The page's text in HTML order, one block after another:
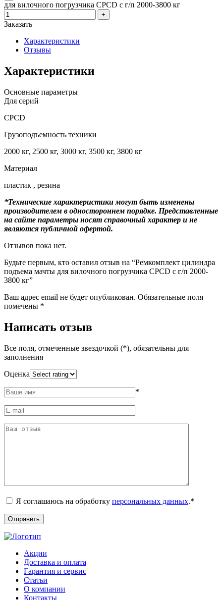
для вилочного погрузчика CPCD с г/п 2000-3800 кг
+
Заказать
Характеристики
Отзывы
Характеристики
Основные параметры
Для серий
CPCD
Грузоподъемность техники
2000 кг, 2500 кг, 3000 кг, 3500 кг, 3800 кг
Материал
пластик , резина
*Технические характеристики могут быть изменены
производителем в одностороннем порядке. Представленные
на сайте параметры носят справочный характер и не
являются публичной офертой.
Отзывов пока нет.
Будьте первым, кто оставил отзыв на “Ремкомплект цилиндра
подъема мачты для вилочного погрузчика CPCD с г/п 2000-
3800 кг”
Ваш адрес email не будет опубликован. Обязательные поля
помечены *
Написать отзыв
Все поля, отмеченные звездочкой (*), обязательны для
заполнения
Оценка
*
Я соглашаюсь на обработку персональных данных.*
Акции
Доставка и оплата
Гарантия и сервис
Статьи
О компании
Контакты